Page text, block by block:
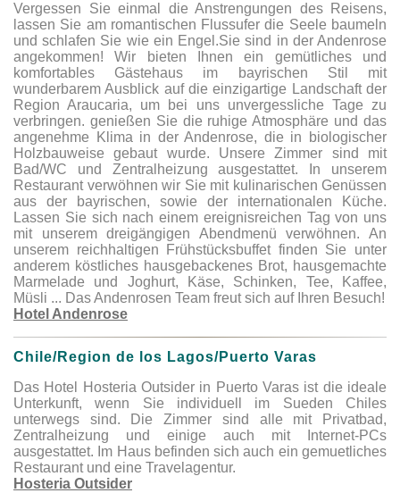
Vergessen Sie einmal die Anstrengungen des Reisens,
lassen Sie am romantischen Flussufer die Seele baumeln
und schlafen Sie wie ein Engel.Sie sind in der Andenrose
angekommen! Wir bieten Ihnen ein gemütliches und
komfortables Gästehaus im bayrischen Stil mit
wunderbarem Ausblick auf die einzigartige Landschaft der
Region Araucaria, um bei uns unvergessliche Tage zu
verbringen. genießen Sie die ruhige Atmosphäre und das
angenehme Klima in der Andenrose, die in biologischer
Holzbauweise gebaut wurde. Unsere Zimmer sind mit
Bad/WC und Zentralheizung ausgestattet. In unserem
Restaurant verwöhnen wir Sie mit kulinarischen Genüssen
aus der bayrischen, sowie der internationalen Küche.
Lassen Sie sich nach einem ereignisreichen Tag von uns
mit unserem dreigängigen Abendmenü verwöhnen. An
unserem reichhaltigen Frühstücksbuffet finden Sie unter
anderem köstliches hausgebackenes Brot, hausgemachte
Marmelade und Joghurt, Käse, Schinken, Tee, Kaffee,
Müsli ... Das Andenrosen Team freut sich auf Ihren Besuch!
Hotel Andenrose
Chile/Region de los Lagos/Puerto Varas
Das Hotel Hosteria Outsider in Puerto Varas ist die ideale
Unterkunft, wenn Sie individuell im Sueden Chiles
unterwegs sind. Die Zimmer sind alle mit Privatbad,
Zentralheizung und einige auch mit Internet-PCs
ausgestattet. Im Haus befinden sich auch ein gemuetliches
Restaurant und eine Travelagentur.
Hosteria Outsider